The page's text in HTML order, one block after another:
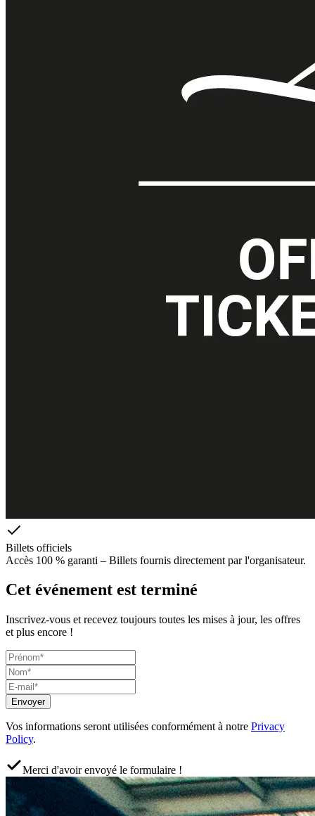
Billets officiels
Accès 100 % garanti – Billets fournis directement par l'organisateur.
Cet événement est terminé
Inscrivez-vous et recevez toujours toutes les mises à jour, les offres
et plus encore !
Envoyer
Vos informations seront utilisées conformément à notre Privacy
Policy.
Merci d'avoir envoyé le formulaire !